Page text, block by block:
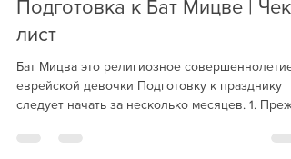
Подготовка к Бат Мицве | Чек-
лист
Бат Мицва это религиозное совершеннолетие
еврейской девочки Подготовку к празднику
следует начать за несколько месяцев. 1.